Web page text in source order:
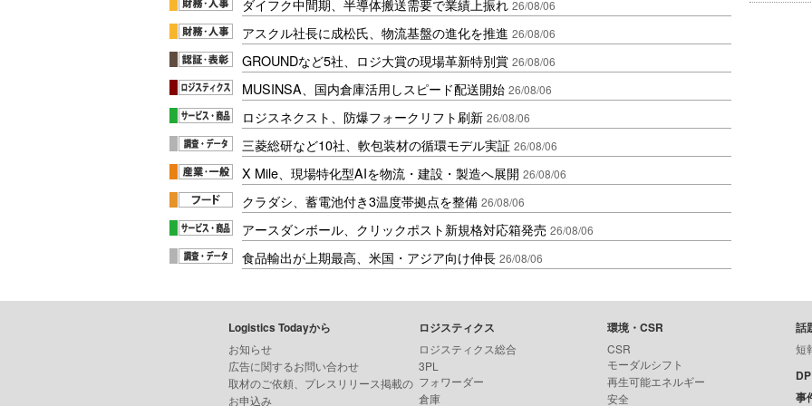
26/08/06
アスクル社長に成松氏、物流基盤の進化を推進 26/08/06
GROUNDなど5社、ロジ大賞の現場革新特別賞 26/08/06
MUSINSA、国内倉庫活用しスピード配送開始 26/08/06
ロジスネクスト、防爆フォークリフト刷新 26/08/06
三菱総研など10社、軟包装材の循環モデル実証 26/08/06
X Mile、現場特化型AIを物流・建設・製造へ展開 26/08/06
クラダシ、蓄電池付き3温度帯拠点を整備 26/08/06
アースダンボール、クリックポスト新規格対応箱発売 26/08/06
食品輸出が上期最高、米国・アジア向け伸長 26/08/06
Logistics Todayから
お知らせ
広告に関するお問い合わせ
取材のご依頼、プレスリリース掲載の
お申込み
ロジスティクス
ロジスティクス総合
3PL
フォワーダー
倉庫
環境・CSR
CSR
モーダルシフト
再生可能エネルギー
安全
話
短
事